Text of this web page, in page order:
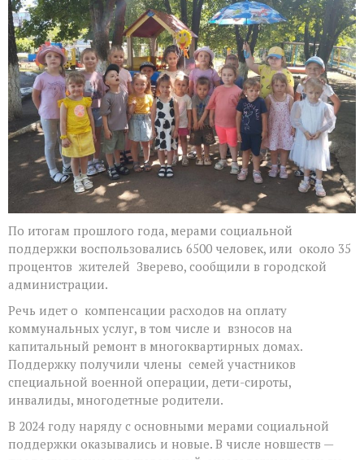
По итогам прошлого года, мерами социальной
поддержки воспользовались 6500 человек, или около 35
процентов жителей Зверево, сообщили в городской
администрации.
Речь идет о компенсации расходов на оплату
коммунальных услуг, в том числе и взносов на
капитальный ремонт в многоквартирных домах.
Поддержку получили члены семей участников
специальной военной операции, дети-сироты,
инвалиды, многодетные родители.
В 2024 году наряду с основными мерами социальной
поддержки оказывались и новые. В числе новшеств —